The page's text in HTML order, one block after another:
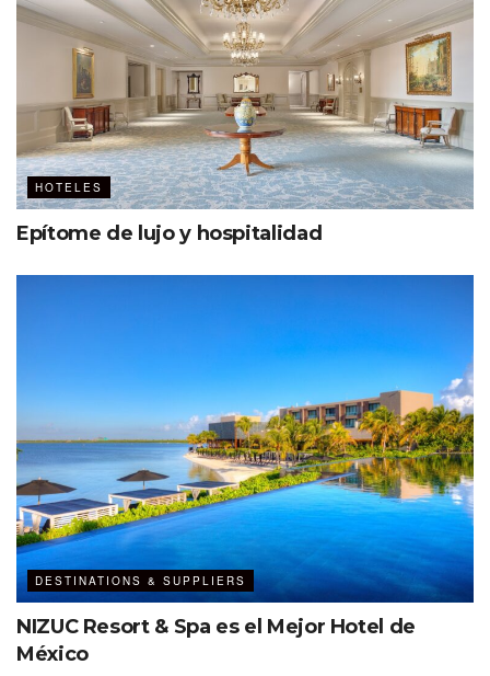
HOTELES
Epítome de lujo y hospitalidad
DESTINATIONS & SUPPLIERS
NIZUC Resort & Spa es el Mejor Hotel de
México